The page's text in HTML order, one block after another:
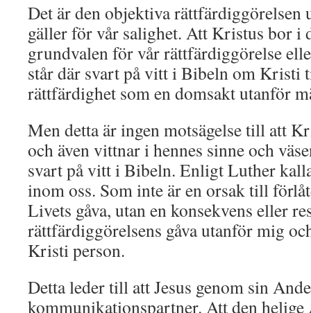
Det är den objektiva rättfärdiggörelsen
gäller för vår salighet. Att Kristus bor i
grundvalen för vår rättfärdiggörelse
står där svart på vitt i Bibeln om Kristi
rättfärdighet som en domsakt utanför
Men detta är ingen motsägelse till att
och även vittnar i hennes sinne och
svart på vitt i Bibeln. Enligt Luther
inom oss. Som inte är en orsak till
Livets gåva, utan en konsekvens eller
rättfärdiggörelsens gåva utanför mig
Kristi person.
Detta leder till att Jesus genom sin
kommunikationspartner. Att den helige